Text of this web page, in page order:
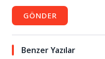
GÖNDER
Benzer Yazılar